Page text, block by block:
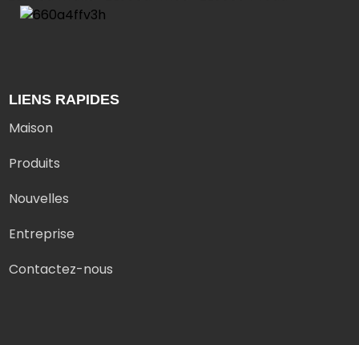
LIENS RAPIDES
Maison
Produits
Nouvelles
Entreprise
Contactez-nous